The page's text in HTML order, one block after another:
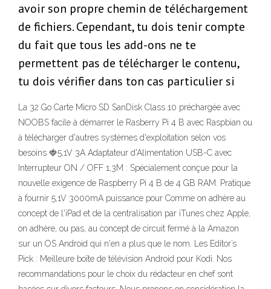
avoir son propre chemin de téléchargement
de fichiers. Cependant, tu dois tenir compte
du fait que tous les add-ons ne te
permettent pas de télécharger le contenu,
tu dois vérifier dans ton cas particulier si
La 32 Go Carte Micro SD SanDisk Class 10 préchargée avec
NOOBS facile à démarrer le Rasberry Pi 4 B avec Raspbian ou
à télécharger d'autres systèmes d'exploitation selon vos
besoins 🍓5,1V 3A Adaptateur d'Alimentation USB-C avec
Interrupteur ON / OFF 1,3M : Spécialement conçue pour la
nouvelle exigence de Raspberry Pi 4 B de 4 GB RAM. Pratique
à fournir 5,1V 3000mA puissance pour Comme on adhère au
concept de l'iPad et de la centralisation par iTunes chez Apple,
on adhère, ou pas, au concept de circuit fermé à la Amazon
sur un OS Android qui n'en a plus que le nom. Les Editor’s
Pick : Meilleure boîte de télévision Android pour Kodi. Nos
recommandations pour le choix du rédacteur en chef sont